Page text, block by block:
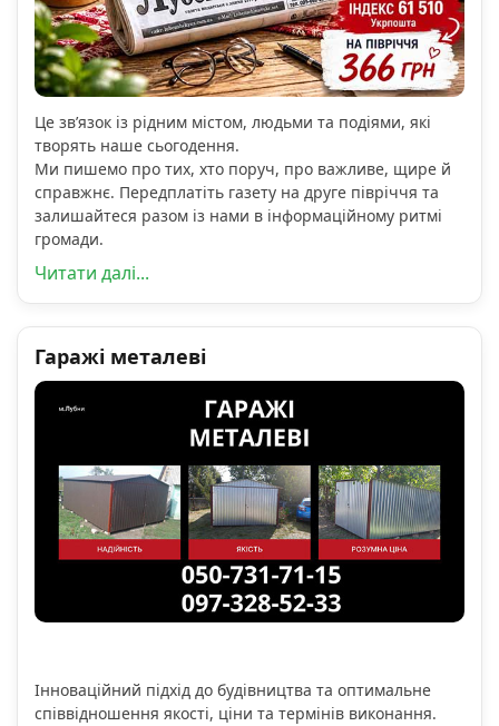
Це зв’язок із рідним містом, людьми та подіями, які
творять наше сьогодення.
Ми пишемо про тих, хто поруч, про важливе, щире й
справжнє. Передплатіть газету на друге півріччя та
залишайтеся разом із нами в інформаційному ритмі
громади.
Читати далі...
Гаражі металеві
Інноваційний підхід до будівництва та оптимальне
співвідношення якості, ціни та термінів виконання.